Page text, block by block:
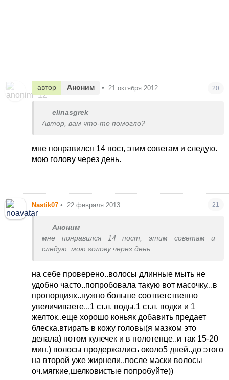
автор Аноним • 21 октября 2012 20
elinasgrek
Автор, вам что-то помогло?
мне понравился 14 пост, этим советам и следую.
мою голову через день.
Nastik07 • 22 февраля 2013 21
Аноним
мне понравился 14 пост, этим советам и
следую. мою голову через день.
на себе проверено..волосы длинные мыть не
удобно часто..попробовала такую вот масочку...в
пропорциях..нужно больше соответственно
увеличиваете...1 ст.л. воды,1 ст.л. водки и 1
желток..еще хорошо коньяк добавить предает
блеска.втирать в кожу головы(я мазком это
делала) потом кулечек и в полотенце..и так 15-20
мин.) волосы продержались около5 дней..до этого
на второй уже жирнели..после маски волосы
оч.мягкие,шелковистые попробуйте))